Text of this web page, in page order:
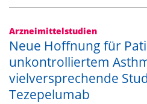
Arzneimittelstudien
Neue Hoffnung für
unkontrolliertem
vielversprechende
Tezepelumab